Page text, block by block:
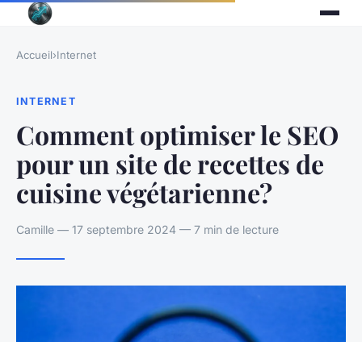
Accueil›Internet
INTERNET
Comment optimiser le SEO
pour un site de recettes de
cuisine végétarienne?
Camille — 17 septembre 2024 — 7 min de lecture